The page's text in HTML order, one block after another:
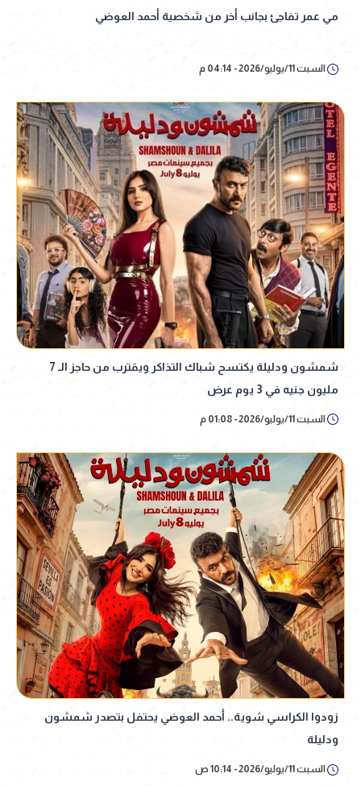
مي عمر تفاجئ بجانب أخر من شخصية أحمد العوضي
السبت 11/يوليو/2026 - 04:14 م
شمشون ودليلة يكتسح شباك التذاكر ويقترب من حاجز الـ 7
مليون جنيه في 3 يوم عرض
السبت 11/يوليو/2026 - 01:08 م
زودوا الكراسي شوية.. أحمد العوضي يحتفل بتصدر شمشون
ودليلة
السبت 11/يوليو/2026 - 10:14 ص